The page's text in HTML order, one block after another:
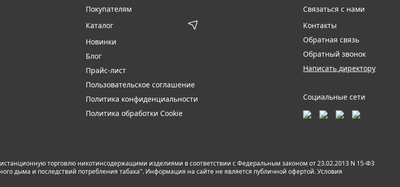
Покупателям
Каталог
Новинки
Блог
Прайс-лист
Пользовательское соглашение
Политика конфиденциальности
Политика обработки Cookie
Связаться с нами
Контакты
Обратная связь
Обратный звонок
Написать директору
Социальные сети
торговлю никотинсодержащими изделиями в соответствии с Федеральным законом от 23.02.2013 N 15-ФЗ
дыма и последствий потребления табака". Информация на сайте не является публичной офертой. Условия